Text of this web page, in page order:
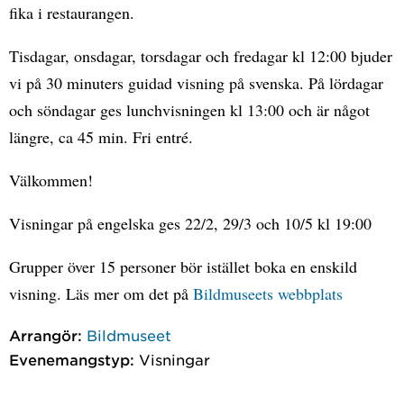
fika i restaurangen.
Tisdagar, onsdagar, torsdagar och fredagar kl 12:00 bjuder
vi på 30 minuters guidad visning på svenska. På lördagar
och söndagar ges lunchvisningen kl 13:00 och är något
längre, ca 45 min. Fri entré.
Välkommen!
Visningar på engelska ges 22/2, 29/3 och 10/5 kl 19:00
Grupper över 15 personer bör istället boka en enskild
visning. Läs mer om det på Bildmuseets webbplats
Arrangör: Bildmuseet
Evenemangstyp: Visningar